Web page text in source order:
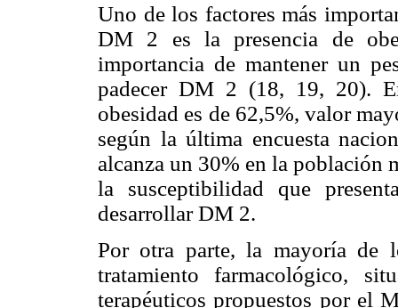
Uno de los factores más
DM 2 es la presencia de
importancia de mantener un
padecer DM 2 (18, 19, 20).
obesidad es de 62,5%, valor
según la última encuesta
alcanza un 30% en la población
la susceptibilidad que
desarrollar DM 2.
Por otra parte, la mayoría de
tratamiento farmacológico,
terapéuticos propuestos por el